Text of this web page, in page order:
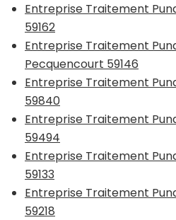
Entreprise Traitement
59162
Entreprise Traitement
Pecquencourt 59146
Entreprise Traitement
59840
Entreprise Traitement
59494
Entreprise Traitement
59133
Entreprise Traitement
59218